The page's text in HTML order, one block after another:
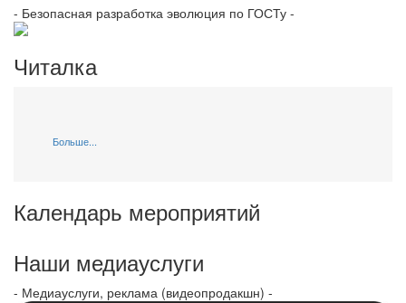
- Безопасная разработка эволюция по ГОСТу -
Читалка
Больше...
Календарь мероприятий
Наши медиауслуги
- Медиауслуги, реклама (видеопродакшн) -